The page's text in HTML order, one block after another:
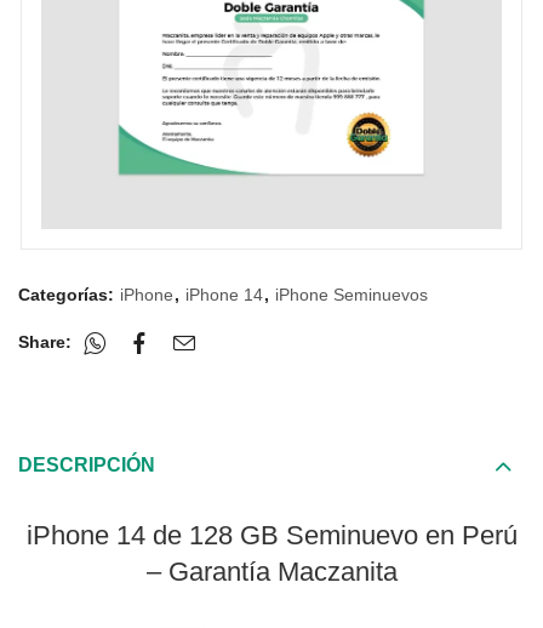
Categorías: iPhone, iPhone 14, iPhone Seminuevos
Share:
DESCRIPCIÓN
iPhone 14 de 128 GB Seminuevo en Perú
– Garantía Maczanita